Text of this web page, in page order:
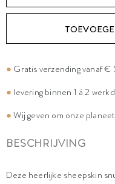
● Gratis verzending vanaf
● levering binnen 1 à 2
●Wij geven om onze
BESCHRIJVING
Deze heerlijke sheepskin